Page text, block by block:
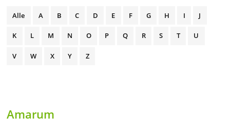
Alle A B C D E F G H I J
K L M N O P Q R S T U
V W X Y Z
Amarum